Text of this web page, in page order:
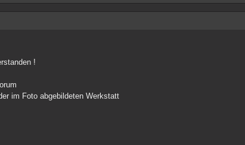
!
im Foto abgebildeten Werkstatt